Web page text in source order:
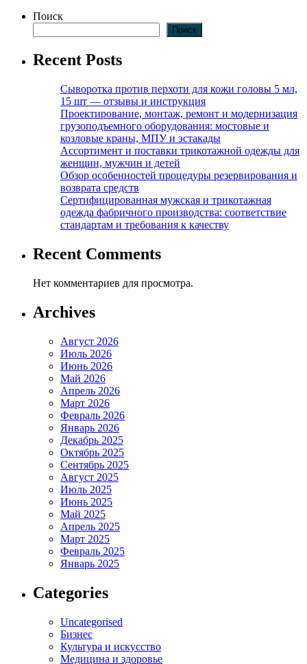
Поиск
Поиск
Recent Posts
Сыворотка против перхоти для кожи головы 5 мл,
15 шт — отзывы и инструкция
Проектирование, монтаж, ремонт и модернизация
грузоподъемного оборудования: мостовые и
козловые краны, МПУ и эстакады
Ассортимент и поставки трикотажной одежды для
женщин, мужчин и детей
Обзор особенностей процедуры резервирования и
возврата средств
Сертифицированная мужская и трикотажная
одежда фабричного производства: соответствие
стандартам и требования к качеству
Recent Comments
Нет комментариев для просмотра.
Archives
Август 2026
Июль 2026
Июнь 2026
Май 2026
Апрель 2026
Март 2026
Февраль 2026
Январь 2026
Декабрь 2025
Октябрь 2025
Сентябрь 2025
Август 2025
Июль 2025
Июнь 2025
Май 2025
Апрель 2025
Март 2025
Февраль 2025
Январь 2025
Categories
Uncategorised
Бизнес
Культура и искусство
Медицина и здоровье